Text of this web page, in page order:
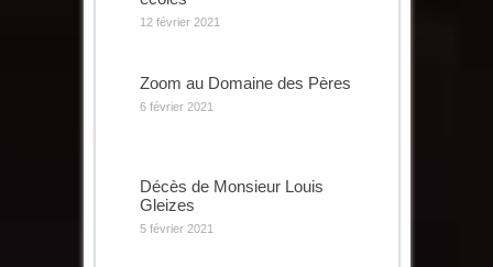
12 février 2021
Zoom au Domaine des Pères
6 février 2021
Décès de Monsieur Louis
Gleizes
5 février 2021